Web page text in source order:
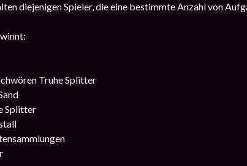
diejenigen Spieler, die eine bestimmte Anzahl von
Truhe Splitter
Splitter